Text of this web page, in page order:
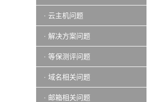
· 云主机问题
· 解决方案问题
· 等保测评问题
· 域名相关问题
· 邮箱相关问题